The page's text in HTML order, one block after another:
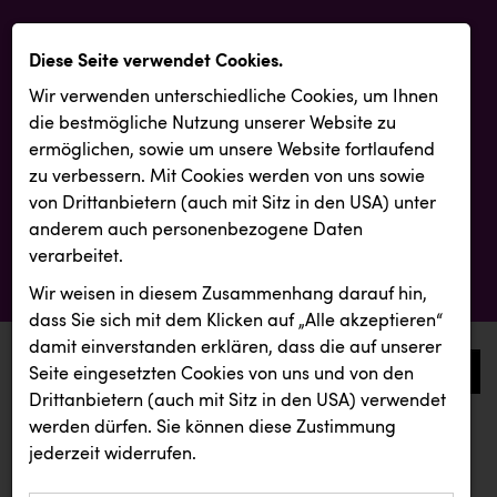
0
aktuelle aussendungen
aktuelle aussendungen
Diese Seite verwendet Cookies.
Wir verwenden unterschiedliche Cookies, um Ihnen
die best­mögliche Nutzung unserer Website zu
ermöglichen, sowie um unsere Website fortlaufend
zu verbessern. Mit Cookies werden von uns sowie
von Drittanbietern (auch mit Sitz in den USA) unter
anderem auch personenbezogene Daten
verarbeitet.
Wir weisen in diesem Zusammenhang darauf hin,
dass Sie sich mit dem Klicken auf „Alle akzeptieren“
damit ein­ver­standen erklären, dass die auf unserer
Seite eingesetzten Cookies von uns und von den
Drittanbietern (auch mit Sitz in den USA) verwendet
werden dürfen. Sie können diese Zustimmung
jederzeit widerrufen.